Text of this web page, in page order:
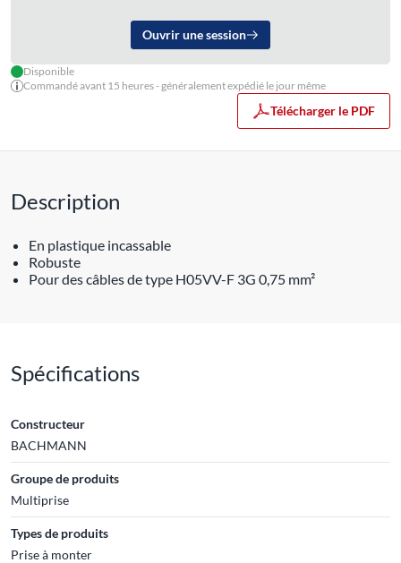
Ouvrir une session
Disponible
Commandé avant 15 heures - généralement expédié le jour même
Télécharger le PDF
Description
En plastique incassable
Robuste
Pour des câbles de type H05VV-F 3G 0,75 mm²
Spécifications
Constructeur
BACHMANN
Groupe de produits
Multiprise
Types de produits
Prise à monter